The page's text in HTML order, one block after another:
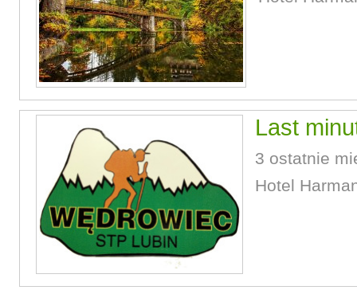
Last
3 ostatnie
Hotel